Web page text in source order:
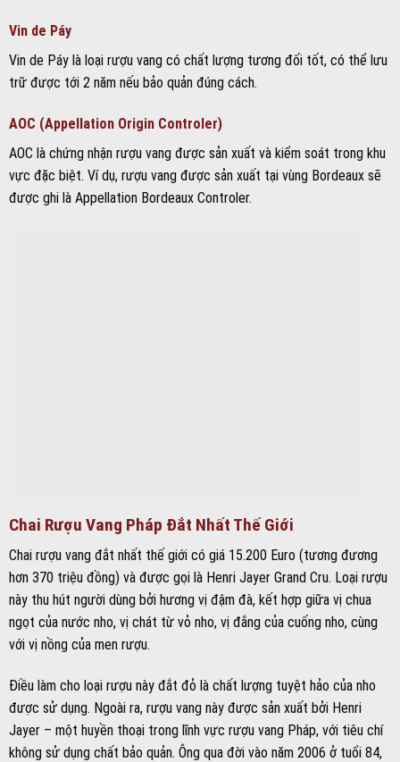
Vin de Páy
Vin de Páy là loại rượu vang có chất lượng tương đối tốt, có thể lưu
trữ được tới 2 năm nếu bảo quản đúng cách.
AOC (Appellation Origin Controler)
AOC là chứng nhận rượu vang được sản xuất và kiểm soát trong khu
vực đặc biệt. Ví dụ, rượu vang được sản xuất tại vùng Bordeaux sẽ
được ghi là Appellation Bordeaux Controler.
Chai Rượu Vang Pháp Đắt Nhất Thế Giới
Chai rượu vang đắt nhất thế giới có giá 15.200 Euro (tương đương
hơn 370 triệu đồng) và được gọi là Henri Jayer Grand Cru. Loại rượu
này thu hút người dùng bởi hương vị đậm đà, kết hợp giữa vị chua
ngọt của nước nho, vị chát từ vỏ nho, vị đắng của cuống nho, cùng
với vị nồng của men rượu.
Điều làm cho loại rượu này đắt đỏ là chất lượng tuyệt hảo của nho
được sử dụng. Ngoài ra, rượu vang này được sản xuất bởi Henri
Jayer – một huyền thoại trong lĩnh vực rượu vang Pháp, với tiêu chí
không sử dụng chất bảo quản. Ông qua đời vào năm 2006 ở tuổi 84,